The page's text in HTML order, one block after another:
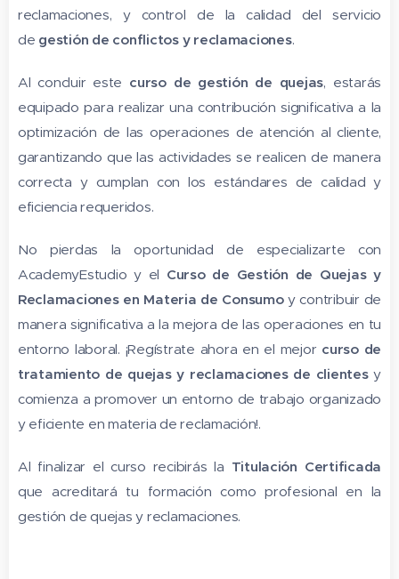
reclamaciones, y control de la calidad del servicio
de gestión de conflictos y reclamaciones.
Al concluir este curso de gestión de quejas, estarás
equipado para realizar una contribución significativa a la
optimización de las operaciones de atención al cliente,
garantizando que las actividades se realicen de manera
correcta y cumplan con los estándares de calidad y
eficiencia requeridos.
No pierdas la oportunidad de especializarte con
AcademyEstudio y el Curso de Gestión de Quejas y
Reclamaciones en Materia de Consumoy contribuir de
manera significativa a la mejora de las operaciones en tu
entorno laboral. ¡Regístrate ahora en el mejor curso de
tratamiento de quejas y reclamaciones de clientesy
comienza a promover un entorno de trabajo organizado
y eficiente en materia de reclamación!.
Al finalizar el curso recibirás la Titulación Certificada
que acreditará tu formación como profesional en la
gestión de quejas y reclamaciones.